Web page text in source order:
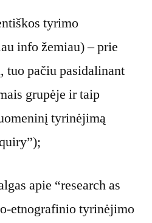
tyrimo
info žemiau) – prie
tuo pačiu pasidalinant
grupėje ir taip
tyrinėjimą
apie “research as
etnografinio tyrinėjimo